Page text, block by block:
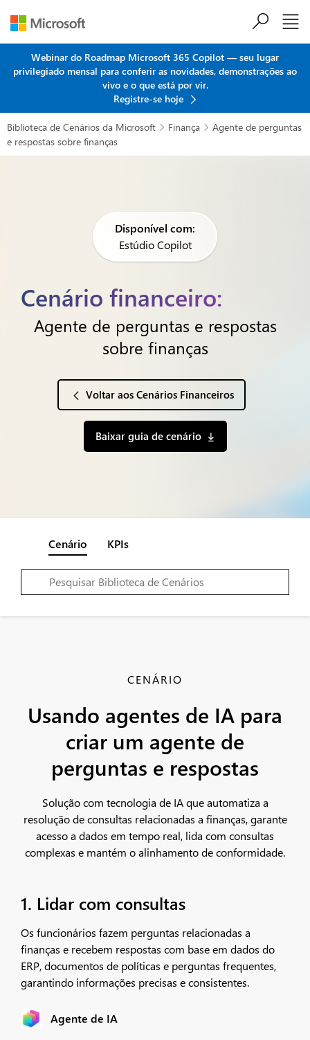
Webinar do Roadmap Microsoft 365 Copilot — seu lugar
privilegiado mensal para conferir as novidades, demonstrações ao
vivo e o que está por vir.
Registre-se hoje
Biblioteca de Cenários da Microsoft  Finança  Agente de perguntas
e respostas sobre finanças
Disponível com:
Estúdio Copilot
Cenário financeiro:
Agente de perguntas e respostas
sobre finanças
Voltar aos Cenários Financeiros
Baixar guia de cenário
Cenário KPIs
CENÁRIO
Usando agentes de IA para
criar um agente de
perguntas e respostas
Solução com tecnologia de IA que automatiza a
resolução de consultas relacionadas a finanças, garante
acesso a dados em tempo real, lida com consultas
complexas e mantém o alinhamento de conformidade.
1. Lidar com consultas
Os funcionários fazem perguntas relacionadas a
finanças e recebem respostas com base em dados do
ERP, documentos de políticas e perguntas frequentes,
garantindo informações precisas e consistentes.
Agente de IA